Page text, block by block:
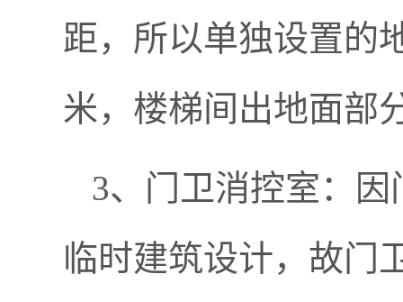
距，所以单独设置的
米，楼梯间出地面部
3、门卫消控室：
临时建筑设计，故门